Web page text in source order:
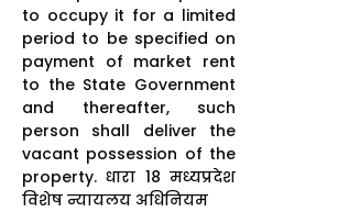
to occupy it for a limited
period to be specified on
payment of market rent
to the State Government
and thereafter, such
person shall deliver the
vacant possession of the
property. धारा 18 मध्यप्रदेश
विशेष न्यायलय अधिनियम